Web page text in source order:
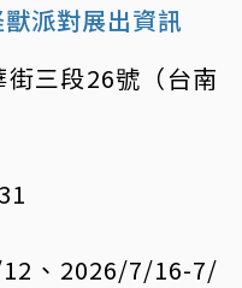
派對展出資訊
三段26號（台南
、2026/7/16-7/